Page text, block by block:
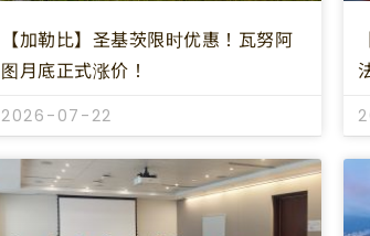
【加勒比】圣基茨限时优惠！瓦努阿
图月底正式涨价！
2026-07-22